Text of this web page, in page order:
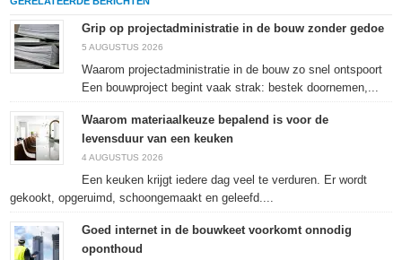
(Wordt
een
nieuw
venster
geopend)
(Wordt
een
nieuw
venster
(Wordt
een
nieuw
venster
nieuw
Grip op projectadministratie in de bouw zonder gedoe
5 AUGUSTUS 2026
Waarom projectadministratie in de bouw zo snel ontspoort
Een bouwproject begint vaak strak: bestek doornemen,...
Waarom materiaalkeuze bepalend is voor de
levensduur van een keuken
4 AUGUSTUS 2026
Een keuken krijgt iedere dag veel te verduren. Er wordt
gekookt, opgeruimd, schoongemaakt en geleefd....
Goed internet in de bouwkeet voorkomt onnodig
oponthoud